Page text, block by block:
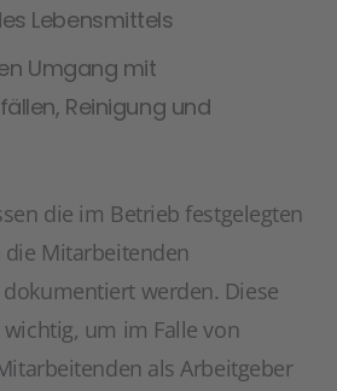
Lebensmittels
Umgang mit
Reinigung und
die im Betrieb festgelegten
die Mitarbeitenden
werden. Diese
wichtig, um im Falle von
als Arbeitgeber